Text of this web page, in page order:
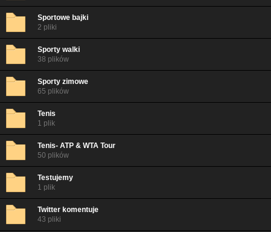
Sportowe bajki
2 pliki
Sporty walki
38 plików
Sporty zimowe
65 plików
Tenis
1 plik
Tenis- ATP & WTA Tour
50 plików
Testujemy
1 plik
Twitter komentuje
43 pliki